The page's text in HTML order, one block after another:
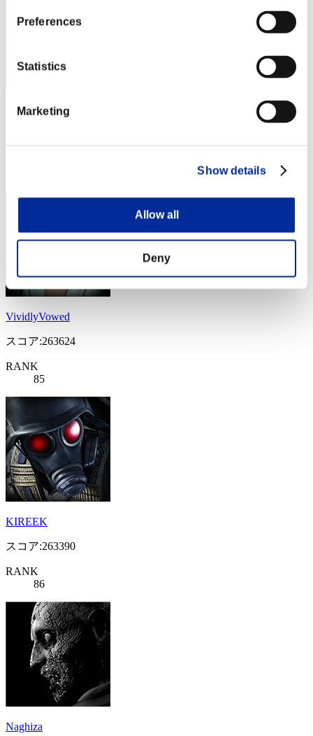
Preferences
Statistics
Marketing
Show details
Allow all
Deny
Rukus Leviticus
VividlyVowed
スコア:263624
RANK
85
KIREEK
スコア:263390
RANK
86
Naghiza